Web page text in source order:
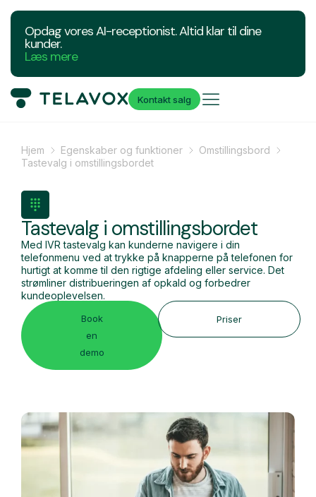
Opdag vores AI-receptionist. Altid klar til dine
kunder.
Læs mere
Kontakt salg
Hjem Egenskaber og funktioner
Omstillingsbord
Tastevalg i omstillingsbordet
Tastevalg i omstillingsbordet
Med IVR tastevalg kan kunderne navigere i din
telefonmenu ved at trykke på knapperne på telefonen for
hurtigt at komme til den rigtige afdeling eller service. Det
strømliner distribueringen af opkald og forbedrer
kundeoplevelsen.
Book
en
demo
Priser